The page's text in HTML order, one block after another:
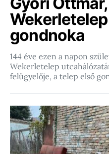
gondnoka
144 éve ezen a napon
Wekerletelep
felügyelője, a telep első